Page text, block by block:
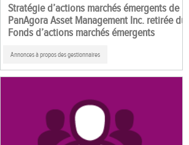
Stratégie d’actions marchés émergents de
PanAgora Asset Management Inc. retirée du
Fonds d’actions marchés émergents
Annonces à propos des gestionnaires